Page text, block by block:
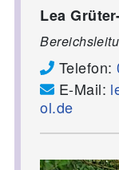
Lea
Telefon:
E-Mail:
ol.de